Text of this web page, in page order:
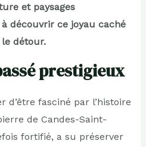
et paysages
découvrir ce joyau caché
détour.
prestigieux
d’être fasciné par l’histoire
de Candes-Saint-
fortifié, a su préserver